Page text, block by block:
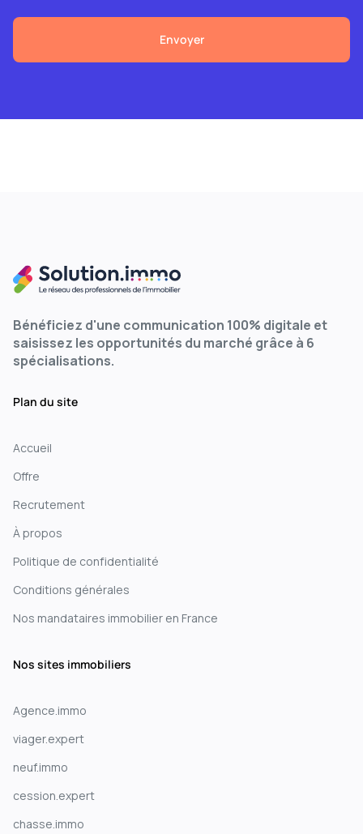
Bénéficiez d'une communication 100% digitale et
saisissez les opportunités du marché grâce à 6
spécialisations.
Plan du site
Accueil
Offre
Recrutement
À propos
Politique de confidentialité
Conditions générales
Nos mandataires immobilier en France
Nos sites immobiliers
Agence.immo
viager.expert
neuf.immo
cession.expert
chasse.immo